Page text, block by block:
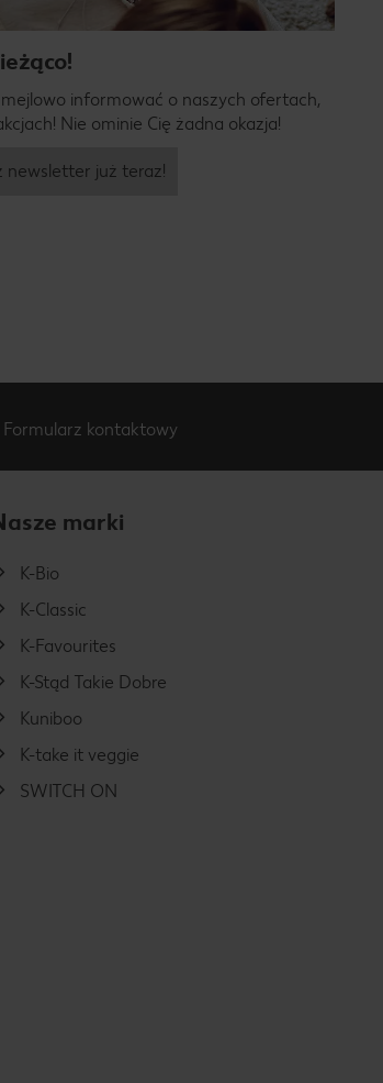
mejlowo informować o naszych ofertach,
Nie ominie Cię żadna okazja!
newsletter już teraz!
Formularz kontaktowy
marki
K-Bio
K-Classic
K-Favourites
K-Stąd Takie Dobre
Kuniboo
K-take it veggie
SWITCH ON